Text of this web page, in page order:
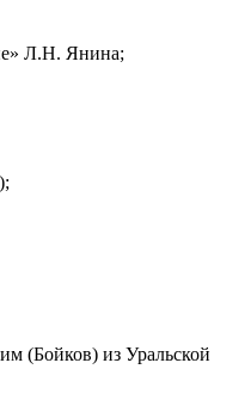
Л.Н. Янина;
(Бойков) из Уральской